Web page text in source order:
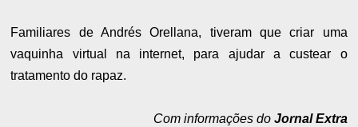
Familiares de Andrés Orellana, tiveram que criar uma
vaquinha virtual na internet, para ajudar a custear o
tratamento do rapaz.
Com informações do Jornal Extra